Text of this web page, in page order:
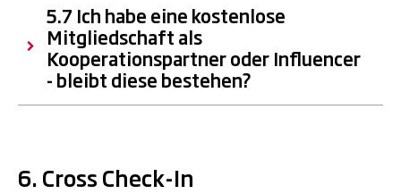
5.7 Ich habe eine kostenlose
Mitgliedschaft als
Kooperationspartner oder Influencer
- bleibt diese bestehen?
6. Cross Check-In